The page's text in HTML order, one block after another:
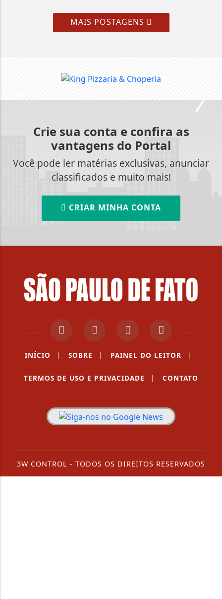
MAIS POSTAGENS
Crie sua conta e confira as
vantagens do Portal
Você pode ler matérias exclusivas, anunciar
classificados e muito mais!
CRIAR MINHA CONTA
INÍCIO | SOBRE | PAINEL DO LEITOR |
TERMOS DE USO E PRIVACIDADE | CONTATO
3W CONTROL - TODOS OS DIREITOS RESERVADOS